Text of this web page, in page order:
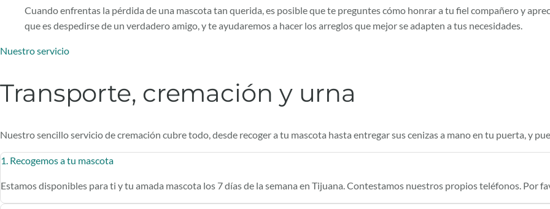
Cuando enfrentas la pérdida de una mascota tan querida, es posible que te preguntes cómo honrar a tu fiel compañero y
que es despedirse de un verdadero amigo, y te ayudaremos a hacer los arreglos que mejor se adapten a tus necesidades.
Nuestro servicio
Transporte, cremación y urna
Nuestro sencillo servicio de cremación cubre todo, desde recoger a tu mascota hasta entregar sus cenizas a mano en tu puerta, y
1. Recogemos a tu mascota
Estamos disponibles para ti y tu amada mascota los 7 días de la semana en Tijuana. Contestamos nuestros propios teléfonos. Por